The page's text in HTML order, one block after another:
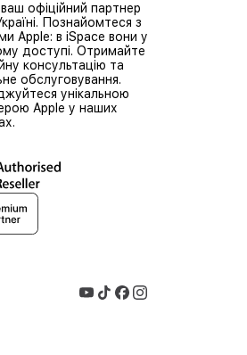
офіційний партнер
Познайомтеся з
Apple: в iSpace вони у
доступі. Отримайте
консультацію та
обслуговування.
унікальною
Apple у наших